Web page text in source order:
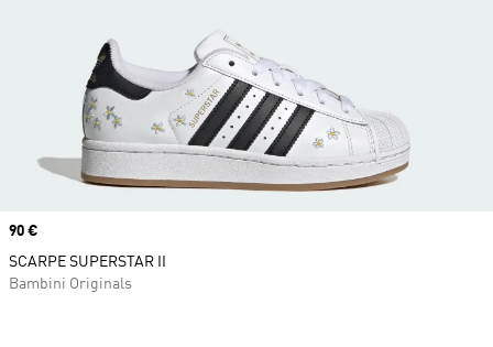
Price
90 €
SCARPE SUPERSTAR II
Bambini Originals